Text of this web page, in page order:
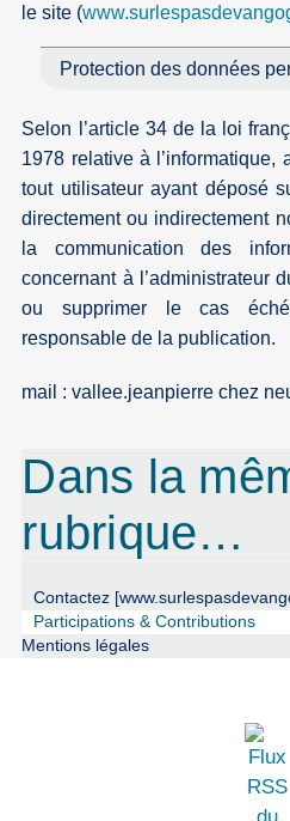
le site (
Protection des données
Selon l’article 34 de la loi
1978 relative à l’informatique,
tout utilisateur ayant déposé
directement ou indirectement
la communication des
concernant à l’administrateur
ou supprimer le cas
responsable de la publication.
mail : vallee.jeanpierre chez
Dans la
rubrique…
Contactez
Participations & Contributions
Mentions légales